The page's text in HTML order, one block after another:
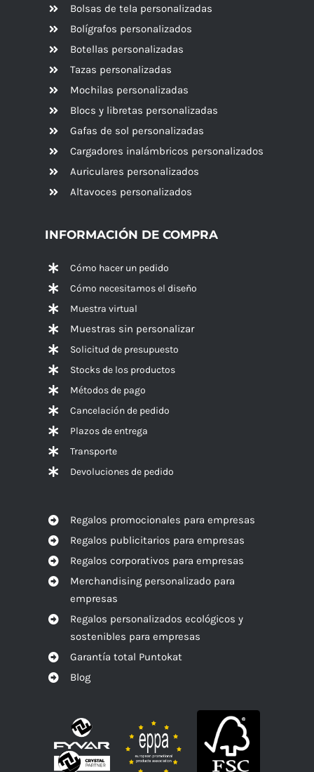
Bolsas de tela personalizadas
Bolígrafos personalizados
Botellas personalizadas
Tazas personalizadas
Mochilas personalizadas
Blocs y libretas personalizadas
Gafas de sol personalizadas
Cargadores inalámbricos personalizados
Auriculares personalizados
Altavoces personalizados
INFORMACIÓN DE COMPRA
Cómo hacer un pedido
Cómo necesitamos el diseño
Muestra virtual
Muestras sin personalizar
Solicitud de presupuesto
Stocks de los productos
Métodos de pago
Cancelación de pedido
Plazos de entrega
Transporte
Devoluciones de pedido
Regalos promocionales para empresas
Regalos publicitarios para empresas
Regalos corporativos para empresas
Merchandising personalizado para
empresas
Regalos personalizados ecológicos y
sostenibles para empresas
Garantía total Puntokat
Blog